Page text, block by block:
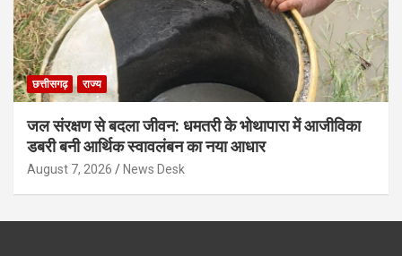
छत्तीसगढ़ राज्य
जल संरक्षण से बदला जीवन: धमतरी के भोथापारा में आजीविका
डबरी बनी आर्थिक स्वावलंबन का नया आधार
August 7, 2026 News Desk